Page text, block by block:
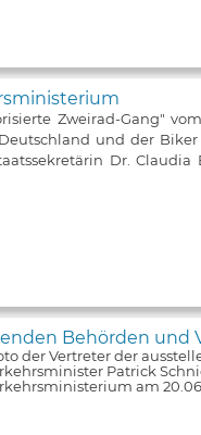
Zweirad-Gang"
und der
Dr.
Behörden
der Vertreter der
Patrick
am